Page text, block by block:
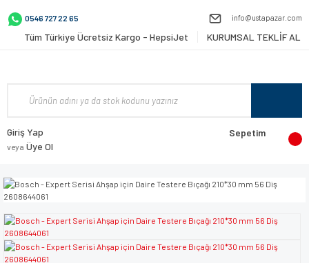
0546 727 22 65 info@ustapazar.com
Tüm Türkiye Ücretsiz Kargo - HepsiJet KURUMSAL TEKLİF AL
Giriş Yap
veya Üye Ol
Sepetim